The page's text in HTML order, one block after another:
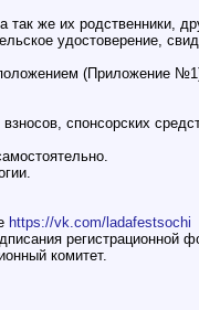
же их родственники,
удостоверение,
(Приложение
спонсорских
https://vk.com/ladafestsochi
регистрационной
комитет.